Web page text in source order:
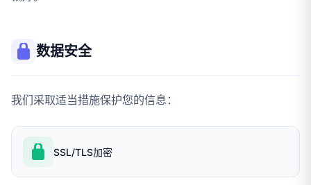
数据安全
我们采取适当措施保护您的信息：
SSL/TLS加密